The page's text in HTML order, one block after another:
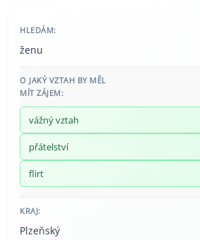
HLEDÁM:
ženu
O JAKÝ VZTAH BY MĚL
MÍT ZÁJEM:
vážný vztah
přátelství
flirt
KRAJ:
Plzeňský